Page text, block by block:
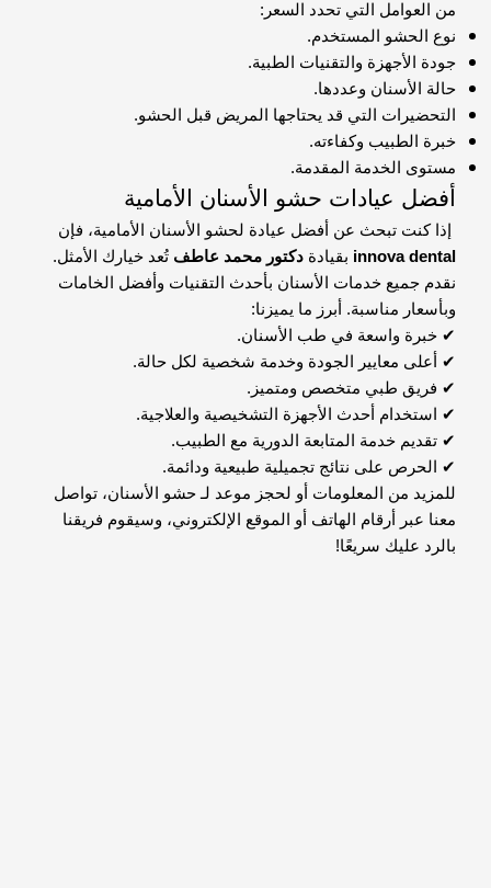
من العوامل التي تحدد السعر:
نوع الحشو المستخدم.
جودة الأجهزة والتقنيات الطبية.
حالة الأسنان وعددها.
التحضيرات التي قد يحتاجها المريض قبل الحشو.
خبرة الطبيب وكفاءته.
مستوى الخدمة المقدمة.
أفضل عيادات حشو الأسنان الأمامية
إذا كنت تبحث عن أفضل عيادة لحشو الأسنان الأمامية، فإن
innova dental بقيادة دكتور محمد عاطف تُعد خيارك الأمثل.
نقدم جميع خدمات الأسنان بأحدث التقنيات وأفضل الخامات
وبأسعار مناسبة. أبرز ما يميزنا:
✔ خبرة واسعة في طب الأسنان.
✔ أعلى معايير الجودة وخدمة شخصية لكل حالة.
✔ فريق طبي متخصص ومتميز.
✔ استخدام أحدث الأجهزة التشخيصية والعلاجية.
✔ تقديم خدمة المتابعة الدورية مع الطبيب.
✔ الحرص على نتائج تجميلية طبيعية ودائمة.
للمزيد من المعلومات أو لحجز موعد لـ حشو الأسنان، تواصل
معنا عبر أرقام الهاتف أو الموقع الإلكتروني، وسيقوم فريقنا
بالرد عليك سريعًا!